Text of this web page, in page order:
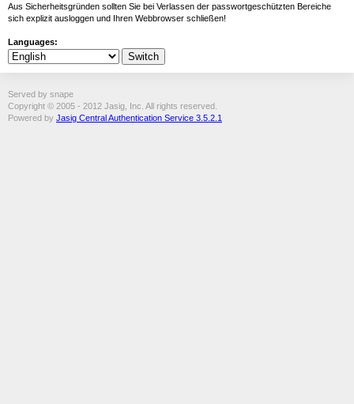
Aus Sicherheitsgründen sollten Sie bei Verlassen der passwortgeschützten Bereiche
sich explizit ausloggen und Ihren Webbrowser schließen!
Languages:
Served by snape
Copyright © 2005 - 2012 Jasig, Inc. All rights reserved.
Powered by Jasig Central Authentication Service 3.5.2.1